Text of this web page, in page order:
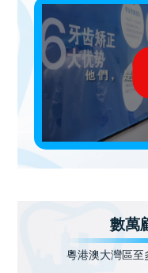
數萬
粵港澳大灣區至